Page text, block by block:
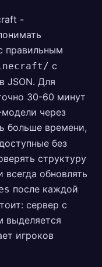
-
правильным
с
JSON. Для
30-60 минут
через
больше времени,
без
структуру
обновлять
после каждой
сервер с
выделяется
игроков